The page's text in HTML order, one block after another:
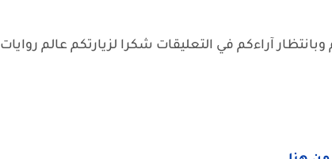
آراءكم في التعليقات شكرا لزيارتكم عالم روايات